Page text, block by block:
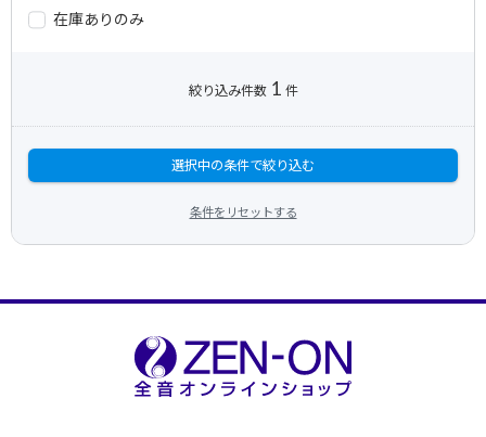
在庫ありのみ
絞り込み件数 1 件
選択中の条件で絞り込む
条件をリセットする